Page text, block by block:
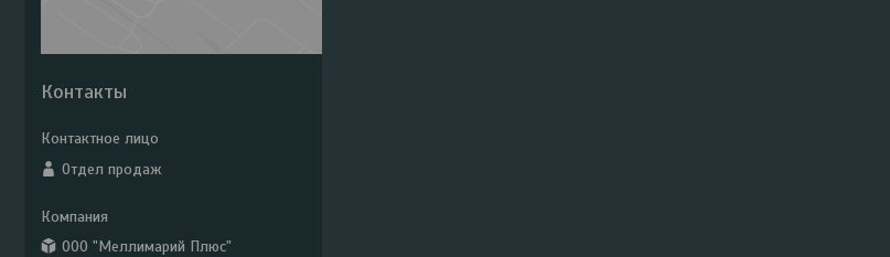
Контакты
Отдел продаж
ООО "Меллимарий Плюс"